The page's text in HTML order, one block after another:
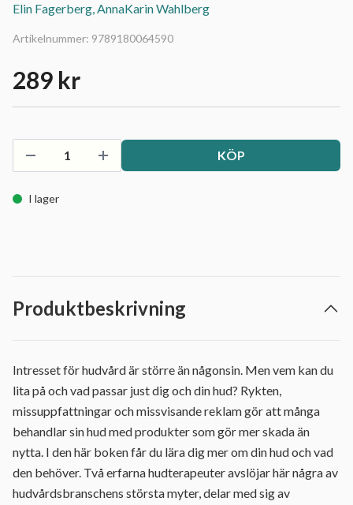
Elin Fagerberg, AnnaKarin Wahlberg
Artikelnummer: 9789180064590
289 kr
KÖP
I lager
Produktbeskrivning
Intresset för hudvård är större än någonsin. Men vem kan du
lita på och vad passar just dig och din hud? Rykten,
missuppfattningar och missvisande reklam gör att många
behandlar sin hud med produkter som gör mer skada än
nytta. I den här boken får du lära dig mer om din hud och vad
den behöver. Två erfarna hudterapeuter avslöjar här några av
hudvårdsbranschens största myter, delar med sig av